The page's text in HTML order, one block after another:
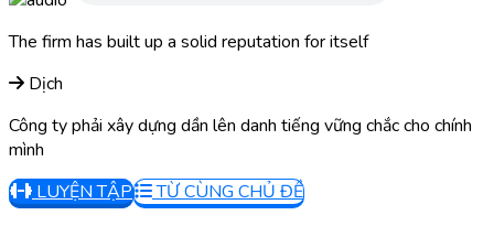
The firm has built up a solid reputation for itself
Dịch
Công ty phải xây dựng dần lên danh tiếng vững chắc cho chính
mình
LUYỆN TẬP
TỪ CÙNG CHỦ ĐỀ